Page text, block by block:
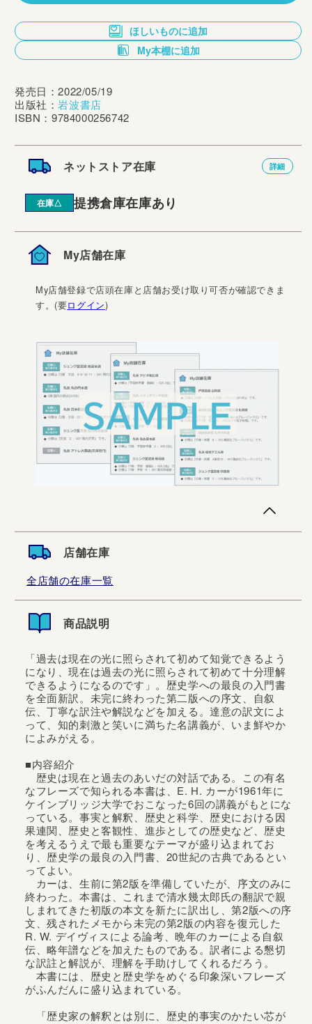
ほしいものに追加
My本棚に追加
発売日：2022/05/19
出版社：岩波書店
ISBN：9784000256742
ネットストア在庫 詳細
在庫△ 提携倉庫在庫あり
My店舗在庫
My店舗登録で店頭在庫と店舗お受け取り可否が確認できま
す。(要ログイン)
店舗在庫
全店舗の在庫一覧
商品説明
「過去は現在の光に照らされて初めて知覚できるよう
になり、現在は過去の光に照らされて初めて十分理解
できるようになるのです」。歴史学への最良の入門書
を全面新訳。未完に終わった第二版への序文、自叙
伝、丁寧な訳注や解説などを加える。達意の訳文によ
って、知的刺激と笑いに満ちた名講義が、いま鮮やか
によみがえる。
■内容紹介
歴史は現在と過去のあいだの対話である。この有名
なフレーズで知られる本書は、E. H. カーが1961年に
ケインブリッジ大学でおこなった6回の講義がもとにな
っている。事実と解釈、歴史と科学、歴史における因
果連関、歴史と客観性、進歩としての歴史など、歴史
を考えるうえで最も重要なテーマが盛り込まれてお
り、歴史学の最良の入門書、20世紀の古典であるとい
ってよい。
カーは、生前に第2版を準備していたが、序文のみに
終わった。本書は、これまで清水幾太郎氏の翻訳で親
しまれてきた初版の本文を新たに訳出し、第2版への序
文、残されたメモから未完の第2版の内容を復元した
R. W. デイヴィスによる論考、晩年のカーによる自叙
伝、略年譜などを加えたものである。訳者による懇切
な訳註と解説が、理解を手助けしてくれるだろう。
本書には、歴史と歴史学をめぐる印象深いフレーズ
がふんだんに盛り込まれている。
「歴史家の解釈とは別に、歴史的事実のかたい芯が